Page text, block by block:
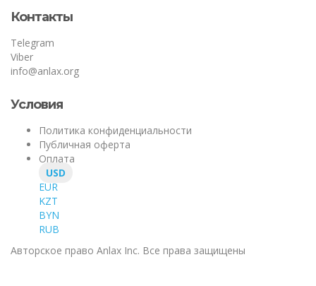
Контакты
Telegram
Viber
info@anlax.org
Условия
Политика конфиденциальности
Публичная оферта
Оплата
USD
EUR
KZT
BYN
RUB
Авторское право Anlax Inc. Все права защищены